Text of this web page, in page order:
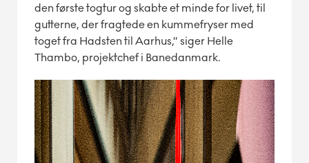
den første togtur og skabte et minde for livet, til
gutterne, der fragtede en kummefryser med
toget fra Hadsten til Aarhus,” siger Helle
Thambo, projektchef i Banedanmark.